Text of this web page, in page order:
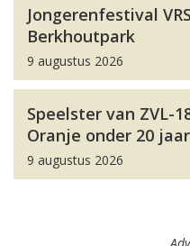
Jongerenfestival
Berkhoutpark
9 augustus 2026
Speelster van ZVL-
Oranje onder 20 jaar
9 augustus 2026